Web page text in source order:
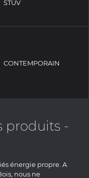
STUV
CONTEMPORAIN
produits -
énergie propre. A
nous ne